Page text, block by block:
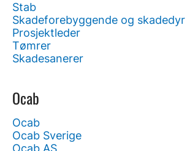
Stab
Skadeforebyggende og skadedyr
Prosjektleder
Tømrer
Skadesanerer
Ocab
Ocab
Ocab Sverige
Ocab AS